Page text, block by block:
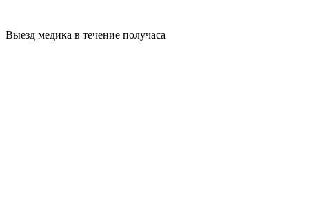
Выезд медика в течение получаса